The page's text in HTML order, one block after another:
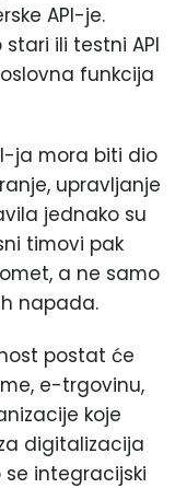
API-je.
ili testni API
funkcija
ja mora biti dio
upravljanje
jednako su
timovi pak
a ne samo
napada.
postat će
e-trgovinu,
koje
digitalizacija
integracijski